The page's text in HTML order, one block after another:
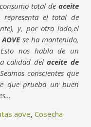
total de aceite
representa el total de
y, por otro lado,el
AOVEse ha mantenido,
nos habla de un
calidad delaceite de
conscientes que
que prueba un buen
aove, Cosecha